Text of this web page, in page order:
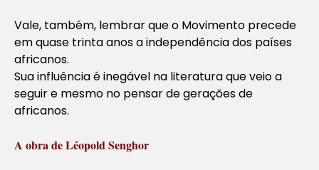
Vale, também, lembrar que o Movimento precede
em quase trinta anos a independência dos países
africanos.
Sua influência é inegável na literatura que veio a
seguir e mesmo no pensar de gerações de
africanos.
A obra de Léopold Senghor